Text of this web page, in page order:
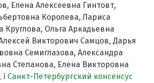
Елена Алексеевна Гинтовт,
Королева, Лариса
Круглова, Ольга Аркадьевна
Викторович Самцов, Дарья
Семиглазова, Александра
Степанова, Елена Викторовна
I Санкт-Петербургский консенсус